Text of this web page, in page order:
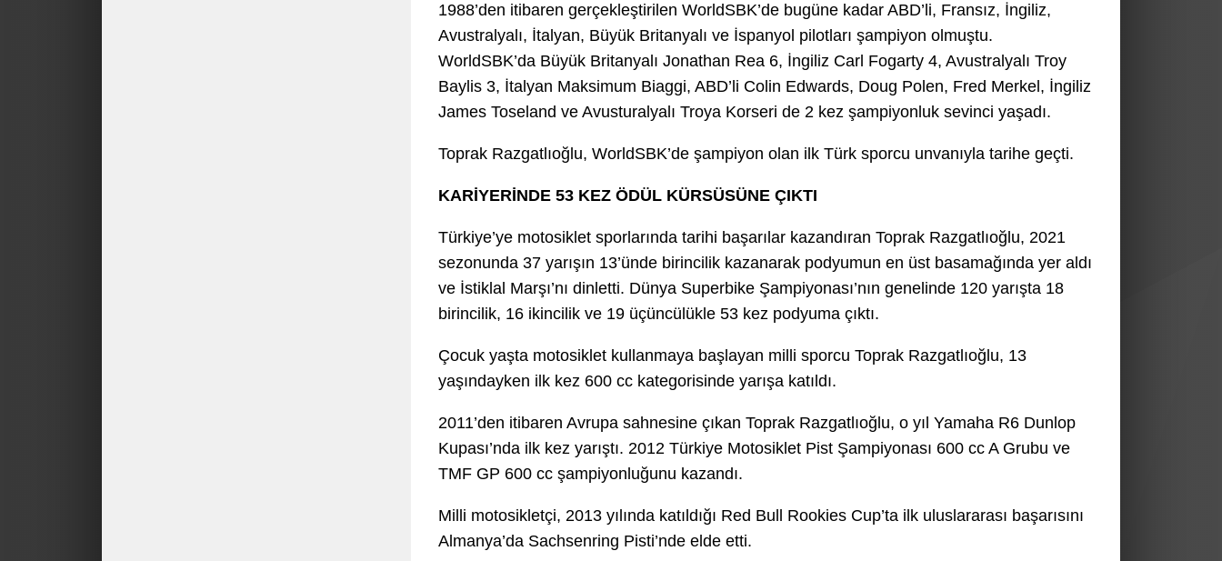
1988’den itibaren gerçekleştirilen WorldSBK’de bugüne kadar ABD’li, Fransız, İngiliz,
Avustralyalı, İtalyan, Büyük Britanyalı ve İspanyol pilotları şampiyon olmuştu.
WorldSBK’da Büyük Britanyalı Jonathan Rea 6, İngiliz Carl Fogarty 4, Avustralyalı Troy
Baylis 3, İtalyan Maksimum Biaggi, ABD’li Colin Edwards, Doug Polen, Fred Merkel, İngiliz
James Toseland ve Avusturalyalı Troya Korseri de 2 kez şampiyonluk sevinci yaşadı.
Toprak Razgatlıoğlu, WorldSBK’de şampiyon olan ilk Türk sporcu unvanıyla tarihe geçti.
KARİYERİNDE 53 KEZ ÖDÜL KÜRSÜSÜNE ÇIKTI
Türkiye’ye motosiklet sporlarında tarihi başarılar kazandıran Toprak Razgatlıoğlu, 2021
sezonunda 37 yarışın 13’ünde birincilik kazanarak podyumun en üst basamağında yer aldı
ve İstiklal Marşı’nı dinletti. Dünya Superbike Şampiyonası’nın genelinde 120 yarışta 18
birincilik, 16 ikincilik ve 19 üçüncülükle 53 kez podyuma çıktı.
Çocuk yaşta motosiklet kullanmaya başlayan milli sporcu Toprak Razgatlıoğlu, 13
yaşındayken ilk kez 600 cc kategorisinde yarışa katıldı.
2011’den itibaren Avrupa sahnesine çıkan Toprak Razgatlıoğlu, o yıl Yamaha R6 Dunlop
Kupası’nda ilk kez yarıştı. 2012 Türkiye Motosiklet Pist Şampiyonası 600 cc A Grubu ve
TMF GP 600 cc şampiyonluğunu kazandı.
Milli motosikletçi, 2013 yılında katıldığı Red Bull Rookies Cup’ta ilk uluslararası başarısını
Almanya’da Sachsenring Pisti’nde elde etti.